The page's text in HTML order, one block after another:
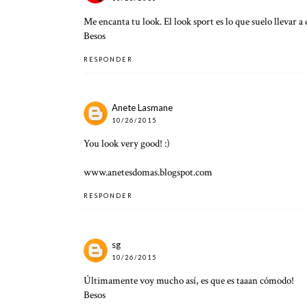
Me encanta tu look. El look sport es lo que suelo llevar a
Besos
RESPONDER
Anete Lasmane
10/26/2015
You look very good! :)
www.anetesdomas.blogspot.com
RESPONDER
sg
10/26/2015
Últimamente voy mucho así, es que es taaan cómodo!
Besos